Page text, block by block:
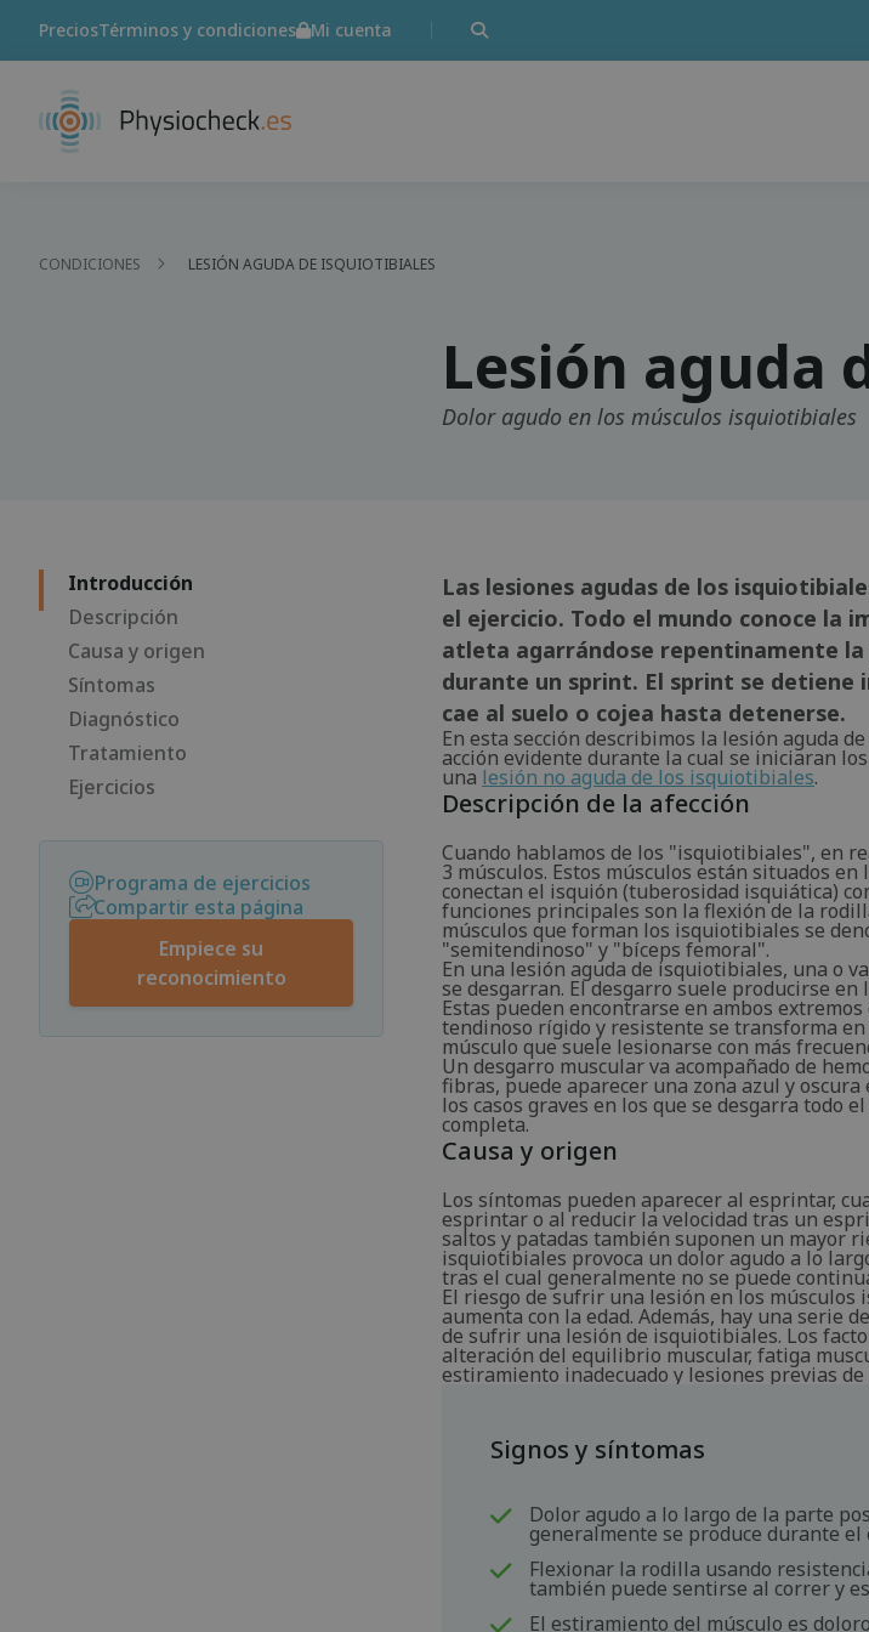
PreciosTérminos y condiciones Mi cuenta
CONDICIONES LESIÓN AGUDA DE ISQUIOTIBIALES
Lesión aguda
Dolor agudo en los músculos isquiotibiales
Introducción
Descripción
Causa y origen
Síntomas
Diagnóstico
Tratamiento
Ejercicios
Programa de ejercicios
Compartir esta página
Empiece su
reconocimiento
Las lesiones agudas de los
el ejercicio. Todo el mundo conoce la
atleta agarrándose repentinamente
durante un sprint. El sprint se
cae al suelo o cojea hasta detenerse.
En esta sección describimos la lesión aguda
acción evidente durante la cual se iniciaran
una lesión no aguda de los isquiotibiales.
Descripción de la afección
Cuando hablamos de los "isquiotibiales", en
3 músculos. Estos músculos están situados
conectan el isquión (tuberosidad isquiática)
funciones principales son la flexión de la
músculos que forman los isquiotibiales se
"semitendinoso" y "bíceps femoral".
En una lesión aguda de isquiotibiales, una o
se desgarran. El desgarro suele producirse
Estas pueden encontrarse en ambos
tendinoso rígido y resistente se transforma
músculo que suele lesionarse con más
Un desgarro muscular va acompañado de
fibras, puede aparecer una zona azul y
los casos graves en los que se desgarra todo
completa.
Causa y origen
Los síntomas pueden aparecer al esprintar,
esprintar o al reducir la velocidad tras un
saltos y patadas también suponen un mayor
isquiotibiales provoca un dolor agudo a lo
tras el cual generalmente no se puede
El riesgo de sufrir una lesión en los
aumenta con la edad. Además, hay una serie
de sufrir una lesión de isquiotibiales. Los
alteración del equilibrio muscular, fatiga
estiramiento inadecuado y lesiones previas
Signos y síntomas
Dolor agudo a lo largo de la parte
generalmente se produce durante el
Flexionar la rodilla usando
también puede sentirse al correr y
El estiramiento del músculo es